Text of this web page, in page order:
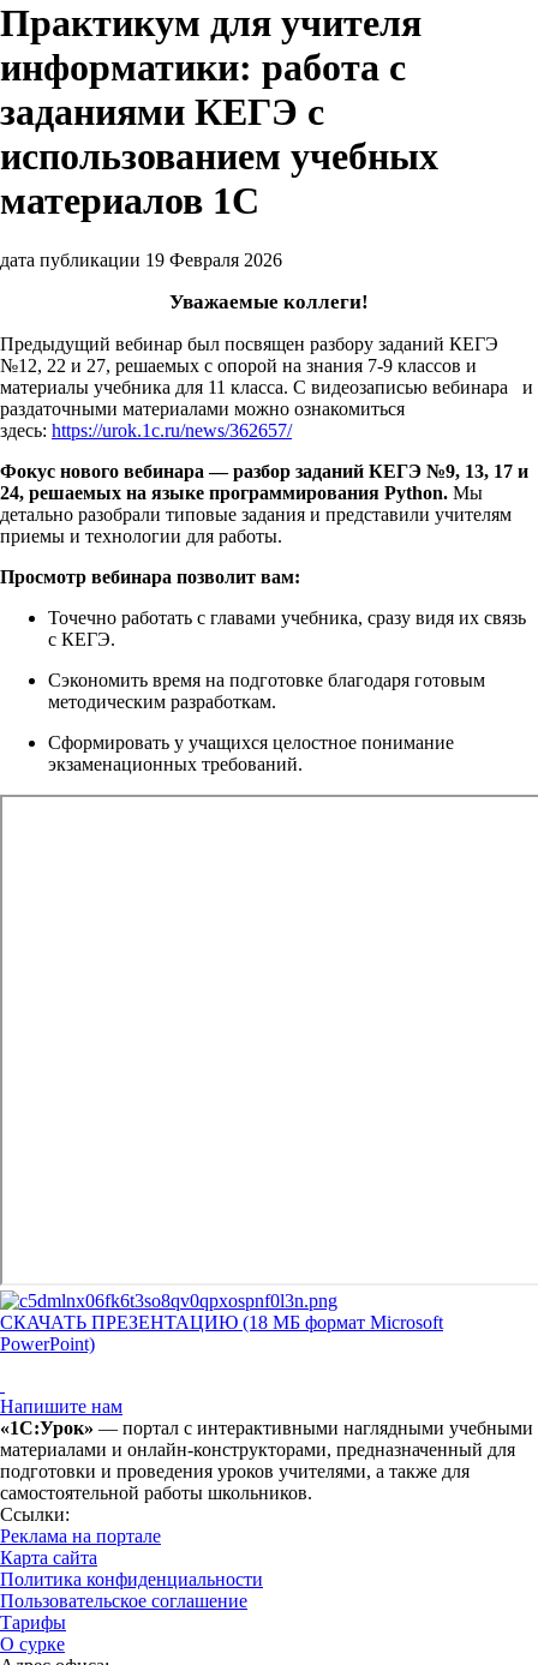
Практикум для учителя
информатики: работа с
заданиями КЕГЭ с
использованием учебных
материалов 1С
дата публикации 19 Февраля 2026
Уважаемые коллеги!
Предыдущий вебинар был посвящен разбору заданий КЕГЭ
№12, 22 и 27, решаемых с опорой на знания 7-9 классов и
материалы учебника для 11 класса. С видеозаписью вебинара и
раздаточными материалами можно ознакомиться
здесь: https://urok.1c.ru/news/362657/
Фокус нового вебинара — разбор заданий КЕГЭ №9, 13, 17 и
24, решаемых на языке программирования Python. Мы
детально разобрали типовые задания и представили учителям
приемы и технологии для работы.
Просмотр вебинара позволит вам:
Точечно работать с главами учебника, сразу видя их связь
с КЕГЭ.
Сэкономить время на подготовке благодаря готовым
методическим разработкам.
Сформировать у учащихся целостное понимание
экзаменационных требований.
СКАЧАТЬ ПРЕЗЕНТАЦИЮ (18 МБ формат Microsoft
PowerPoint)
Напишите нам
«1С:Урок» — портал с интерактивными наглядными учебными
материалами и онлайн-конструкторами, предназначенный для
подготовки и проведения уроков учителями, а также для
самостоятельной работы школьников.
Ссылки:
Реклама на портале
Карта сайта
Политика конфиденциальности
Пользовательское соглашение
Тарифы
О сурке